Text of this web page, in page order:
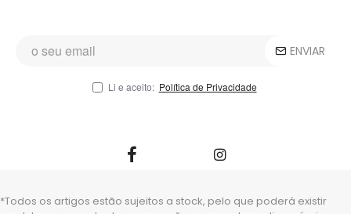
ENVIAR
Li e aceito: Política de Privacidade
*Todos os artigos estão sujeitos a stock, pelo que poderá existir